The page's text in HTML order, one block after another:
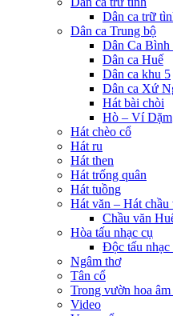
Dân ca trữ
Dân ca Trung bộ
Dân Ca Bình
Dân ca Huế
Dân ca khu 5
Dân ca Xứ
Hát bài chòi
Hò – Ví Dặm
Hát chèo cổ
Hát ru
Hát then
Hát trống quân
Hát tuồng
Hát văn – Hát chầu
Chầu văn
Hòa tấu nhạc cụ
Độc tấu nhạc
Ngâm thơ
Tân cổ
Trong vườn hoa
Video